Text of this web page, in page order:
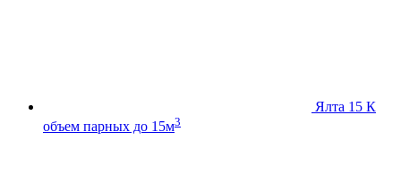
Ялта 15 К
объем парных до 15м3